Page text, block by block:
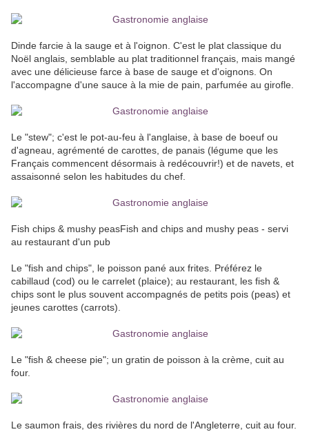
Dinde farcie à la sauge et à l'oignon. C'est le plat classique du
Noël anglais, semblable au plat traditionnel français, mais mangé
avec une délicieuse farce à base de sauge et d'oignons. On
l'accompagne d'une sauce à la mie de pain, parfumée au girofle.
Le "stew"; c'est le pot-au-feu à l'anglaise, à base de boeuf ou
d'agneau, agrémenté de carottes, de panais (légume que les
Français commencent désormais à redécouvrir!) et de navets, et
assaisonné selon les habitudes du chef.
Fish chips & mushy peasFish and chips and mushy peas - servi
au restaurant d'un pub
Le "fish and chips", le poisson pané aux frites. Préférez le
cabillaud (cod) ou le carrelet (plaice); au restaurant, les fish &
chips sont le plus souvent accompagnés de petits pois (peas) et
jeunes carottes (carrots).
Le "fish & cheese pie"; un gratin de poisson à la crème, cuit au
four.
Le saumon frais, des rivières du nord de l'Angleterre, cuit au four.